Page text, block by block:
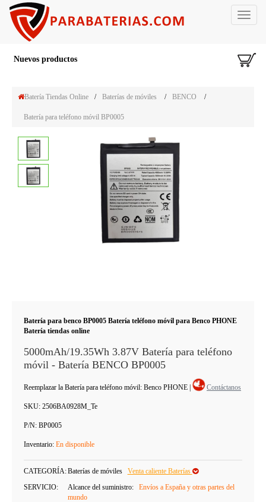
Toggle
Nuevos productos
Batería Tiendas Online / Baterías de móviles / BENCO /
Batería para teléfono móvil BP0005
Batería para benco BP0005 Batería teléfono móvil para Benco PHONE
Batería tiendas online
5000mAh/19.35Wh 3.87V Batería para teléfono
móvil - Batería BENCO BP0005
Reemplazar la Batería para teléfono móvil: Benco PHONE Contáctanos
SKU: 2506BA0928M_Te
P/N: BP0005
Inventario: En disponible
CATEGORÍA:Baterías de móviles
Venta caliente Baterías
SERVICIO:
Alcance del suministro:
Envíos a España y otras partes del
mundo